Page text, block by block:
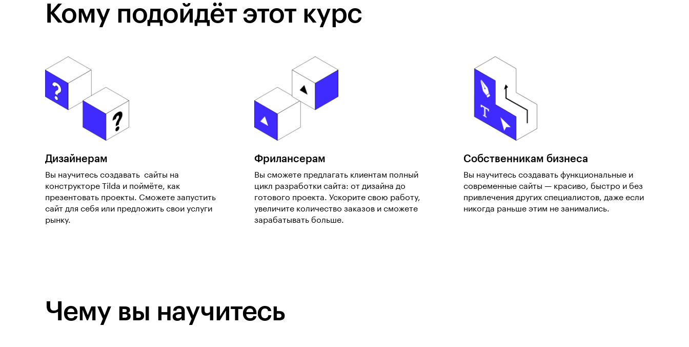
Кому подойдёт этот курс
Дизайнерам
Вы научитесь создавать сайты на
конструкторе Tilda и поймёте, как
презентовать проекты. Сможете запустить
сайт для себя или предложить свои услуги
рынку.
Фрилансерам
Вы сможете предлагать клиентам полный
цикл разработки сайта: от дизайна до
готового проекта. Ускорите свою работу,
увеличите количество заказов и сможете
зарабатывать больше.
Собственникам бизнеса
Вы научитесь создавать функциональные и
современные сайты — красиво, быстро и без
привлечения других специалистов, даже если
никогда раньше этим не занимались.
Чему вы научитесь